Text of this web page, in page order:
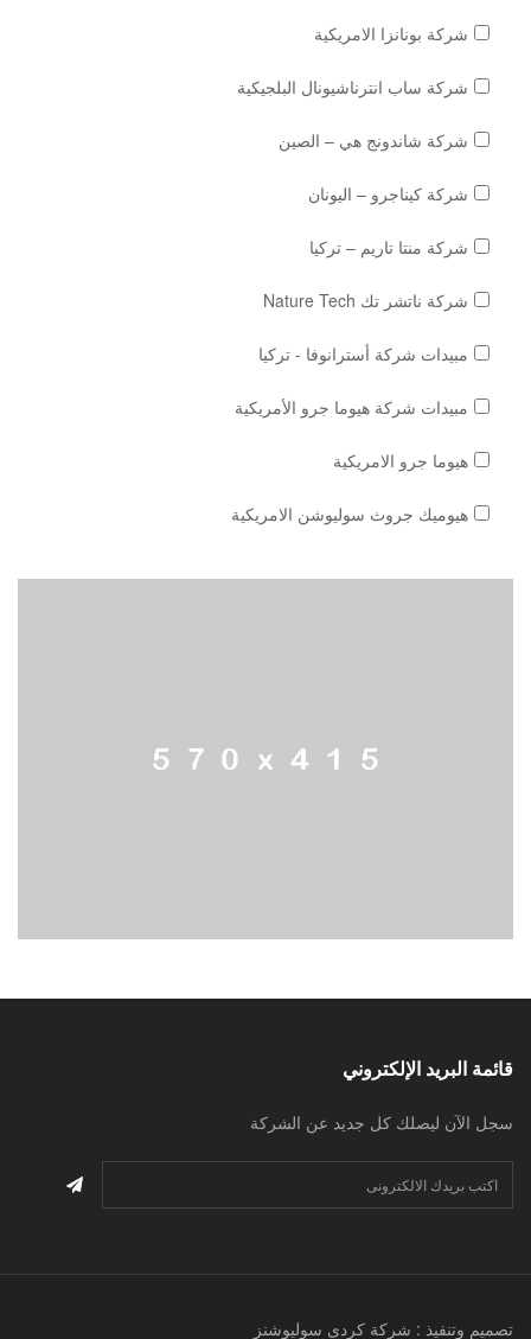
شركة بونانزا الامريكية
شركة ساب انترناشيونال البلجيكية
شركة شاندونج هي – الصين
شركة كيناجرو – اليونان
شركة منتا تاريم – تركيا
شركة ناتشر تك Nature Tech
مبيدات شركة أسترانوفا - تركيا
مبيدات شركة هيوما جرو الأمريكية
هيوما جرو الامريكية
هيوميك جروث سوليوشن الامريكية
قائمة البريد الإلكتروني
سجل الآن ليصلك كل جديد عن الشركة
تصميم وتنفيذ : شركة كردى سوليوشنز